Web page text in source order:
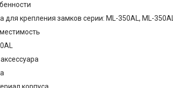
для крепления замков серии: ML-350AL, ML-